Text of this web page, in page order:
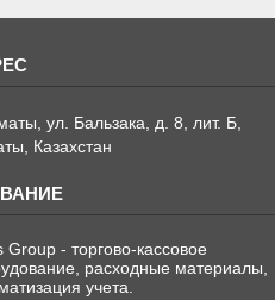
ул. Бальзака, д. 8, лит. Б,
Казахстан
Group - торгово-кассовое
расходные материалы,
учета.